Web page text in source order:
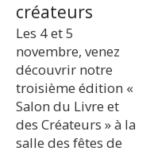
créateurs
Les 4 et 5
novembre, venez
découvrir notre
troisième édition «
Salon du Livre et
des Créateurs » à la
salle des fêtes de